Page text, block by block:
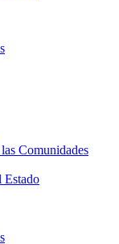
Comunidades
Estado